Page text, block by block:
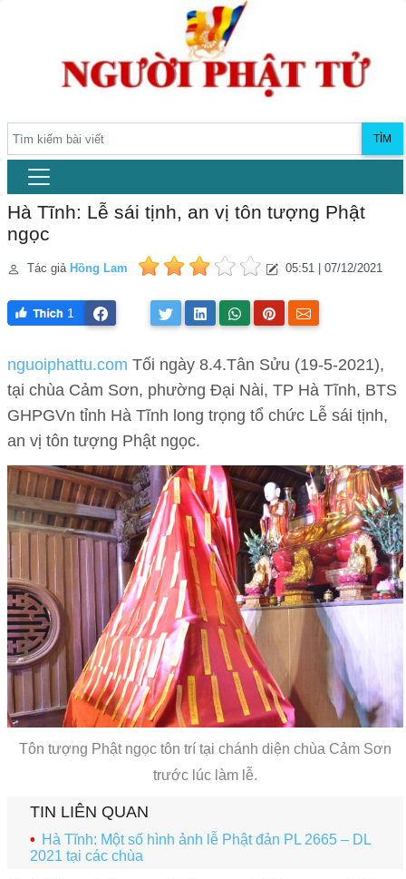
TÌM
Hà Tĩnh: Lễ sái tịnh, an vị tôn tượng Phật
ngọc
Tác giả Hồng Lam 05:51 | 07/12/2021
1
nguoiphattu.com Tối ngày 8.4.Tân Sửu (19-5-2021),
tại chùa Cảm Sơn, phường Đại Nài, TP Hà Tĩnh, BTS
GHPGVn tỉnh Hà Tĩnh long trọng tổ chức Lễ sái tịnh,
an vị tôn tượng Phật ngọc.
Tôn tượng Phật ngọc tôn trí tại chánh diện chùa Cảm Sơn
trước lúc làm lễ.
TIN LIÊN QUAN
Hà Tĩnh: Một số hình ảnh lễ Phật đản PL 2665 – DL
2021 tại các chùa